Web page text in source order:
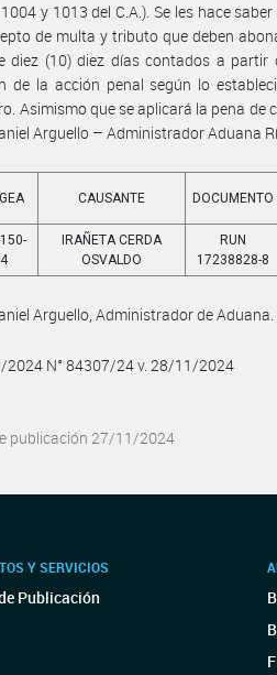
y 1013 del C.A.). Se les hace
de multa y tributo que deben
diez (10) diez días contados a partir
de la acción penal según lo
Asimismo que se aplicará la pena de
Arguello – Administrador Aduana
CAUSANTE DOCUMENTO
IRAÑETA CERDA
OSVALDO
RUN
17238828-8
Arguello, Administrador de Aduana.
2024 N° 84307/24 v. 28/11/2024
publicación 27/11/2024
Y SERVICIOS
Publicación